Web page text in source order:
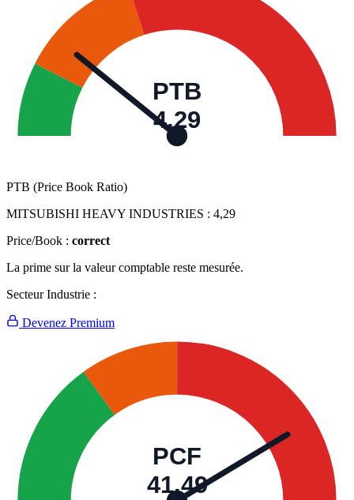
PTB
4,29
PTB (Price Book Ratio)
MITSUBISHI HEAVY INDUSTRIES : 4,29
Price/Book : correct
La prime sur la valeur comptable reste mesurée.
Secteur Industrie :
Devenez Premium
PCF
41,49